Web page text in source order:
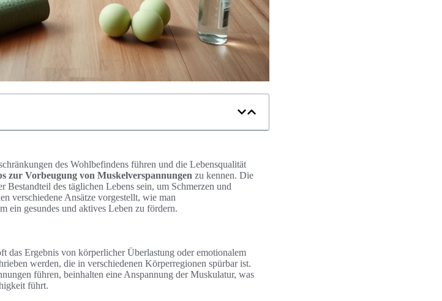
des Wohlbefindens führen und die Lebensqualität
zur Vorbeugung von Muskelverspannungen zu kennen. Die
Bestandteil des täglichen Lebens sein, um Schmerzen und
verschiedene Ansätze vorgestellt, wie man
ein gesundes und aktives Leben zu fördern.
das Ergebnis von körperlicher Überlastung oder emotionalem
werden, die in verschiedenen Körperregionen spürbar ist.
führen, beinhalten eine Anspannung der Muskulatur, was
führt.